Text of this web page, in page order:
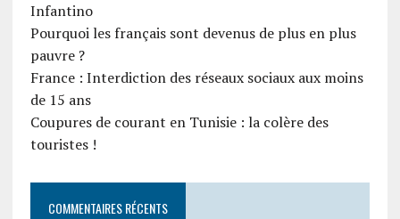
Infantino
Pourquoi les français sont devenus de plus en plus
pauvre ?
France : Interdiction des réseaux sociaux aux moins
de 15 ans
Coupures de courant en Tunisie : la colère des
touristes !
COMMENTAIRES RÉCENTS